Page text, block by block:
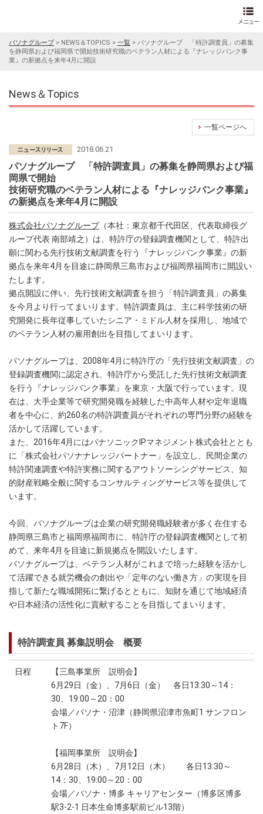
パソナグループ> NEWS＆TOPICS > 一覧 > パソナグループ 「特許調査員」の募集
を静岡県および福岡県で開始技術研究職のベテラン人材による『ナレッジバンク事
業』の新拠点を来年4月に開設
News＆Topics
一覧ページへ
2018.06.21
パソナグループ 「特許調査員」の募集を静岡県および福
岡県で開始
技術研究職のベテラン人材による『ナレッジバンク事業』
の新拠点を来年4月に開設
株式会社パソナグループ（本社：東京都千代田区、代表取締役グ
ループ代表 南部靖之）は、特許庁の登録調査機関として、特許出
願に関わる先行技術文献調査を行う『ナレッジバンク事業』の新
拠点を来年4月を目途に静岡県三島市および福岡県福岡市に開設い
たします。
拠点開設に伴い、先行技術文献調査を担う「特許調査員」の募集
を今月より行ってまいります。特許調査員は、主に科学技術の研
究開発に長年従事していたシニア・ミドル人材を採用し、地域で
のベテラン人材の雇用創出を目指してまいります。
パソナグループは、2008年4月に特許庁の「先行技術文献調査」の
登録調査機関に認定され、特許庁から受託した先行技術文献調査
を行う『ナレッジバンク事業』を東京・大阪で行っています。現
在は、大手企業等で研究開発職を経験した中高年人材や定年退職
者を中心に、約260名の特許調査員がそれぞれの専門分野の経験を
活かして活躍しています。
また、2016年4月にはパナソニックIPマネジメント株式会社ととも
に「株式会社パソナナレッジパートナー」を設立し、民間企業の
特許関連調査や特許実務に関するアウトソーシングサービス、知
的財産戦略全般に関するコンサルティングサービス等を提供して
います。
今回、パソナグループは企業の研究開発職経験者が多く在住する
静岡県三島市と福岡県福岡市に、特許庁の登録調査機関として初
めて、来年4月を目途に新規拠点を開設いたします。
パソナグループは、ベテラン人材がこれまで培った経験を活かし
て活躍できる就労機会の創出や「定年のない働き方」の実現を目
指して新たな職域開拓に繋げるとともに、知財を通じて地域経済
や日本経済の活性化に貢献することを目指してまいります。
特許調査員 募集説明会 概要
日程
【三島事業所 説明会】
6月29日（金）、7月6日（金） 各日13:30～14：
30、19:00～20：00
会場／パソナ・沼津（静岡県沼津市魚町1 サンフロン
ト7F）
【福岡事業所 説明会】
6月28日（木）、7月12日（木） 各日13:30～
14：30、19:00～20：00
会場／パソナ・博多 キャリアセンター（博多区博多
駅3-2-1 日本生命博多駅前ビル13階）